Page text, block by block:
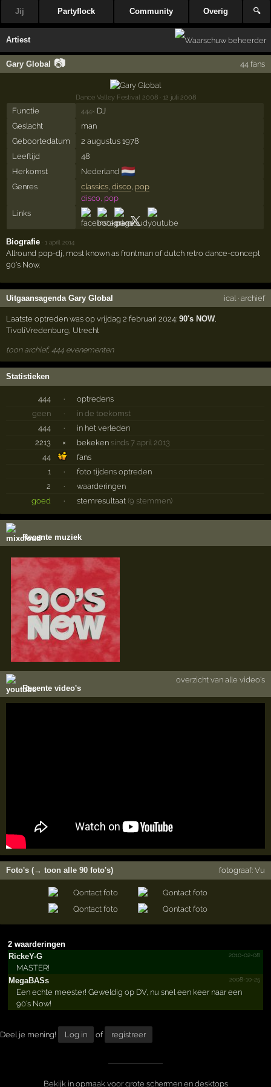
Jij Partyflock Community Overig 🔍
Artiest
Gary Global 📷 44 fans
Dance Valley Festival 2008· 12 juli 2008
Functie 444× DJ
Geslacht
man
Geboortedatum
2 augustus 1978
Leeftijd
48
Herkomst
Nederland 🇳🇱
Genres classics, disco, pop
disco, pop
Links
Biografie ·1 april 2014
Allround pop-dj, most known as frontman of dutch retro dance-concept
90's Now.
Uitgaansagenda Gary Global ical · archief
Laatste optreden was op vrijdag 2 februari 2024:90's NOW,
TivoliVredenburg, Utrecht
toon archief, 444 evenementen
Statistieken
444 ·
optredens
geen
·
in de toekomst
444
·
in het verleden
2213
× bekeken sinds 7 april 2013
44
fans
1
·
foto tijdens optreden
2
·
waarderingen
goed
· stemresultaat (9 stemmen)
Recente muziek
Recente video's
overzicht van alle video's
Foto's (→ toon alle 90 foto's) fotograaf: Vu
2 waarderingen
RickeY-G
2010-02-08
MASTER!
MegaBASs
2008-10-25
Een echte meester! Geweldig op DV, nu snel een keer naar een
90's Now!
Deel je mening! Log in of registreer
Bekijk in opmaak voor grote schermen en desktops